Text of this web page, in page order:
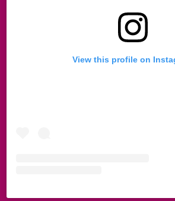
View this profile on